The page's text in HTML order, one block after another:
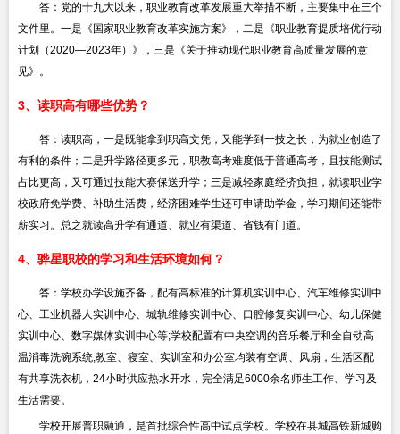
答：党的十九大以来，职业教育改革发展重大举措不断，主要集中在三个
文件里。一是《国家职业教育改革实施方案》，二是《职业教育提质培优行动
计划（2020—2023年）》，三是《关于推动现代职业教育高质量发展的意
见》。
3、读职高有哪些优势？
答：读职高，一是既能拿到职高文凭，又能学到一技之长，为就业创造了
有利的条件；二是升学路径更多元，职教高考难度低于普通高考，且技能测试
占比更高，又可通过技能大赛保送升学；三是减轻家庭经济负担，就读职业学
校政府免学费、补助生活费，经济困难学生还可申请助学金，学习期间还能带
薪实习。总之就读高升学有通道、就业有渠道、省钱有门道。
4、骅星职校的学习和生活环境如何？
答：学校办学设施齐备，配有高标准的计算机实训中心、汽车维修实训中
心、工业机器人实训中心、城轨维修实训中心、口腔修复实训中心、幼儿保健
实训中心、数字媒体实训中心等;学校配置有中央空调的音乐餐厅和全自动高
温消毒洗碗系统,教室、寝室、实训室和办公室均装有空调、风扇，生活区配
有共享洗衣机，24小时供应热水开水，完全满足6000余名师生工作、学习及
生活需要。
学校开展普职融通，是首批综合性高中试点学校。学校在县城高铁新城购